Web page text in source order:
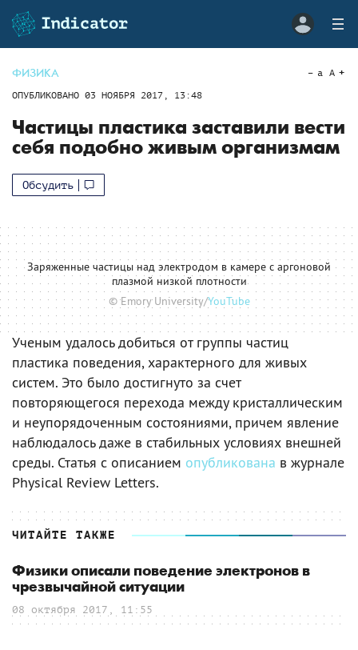
ФИЗИКА
ОПУБЛИКОВАНО 03 НОЯБРЯ 2017, 13:48
a A
Частицы пластика заставили вести
себя подобно живым организмам
Обсудить
Заряженные частицы над электродом в камере с аргоновой
плазмой низкой плотности
© Emory University/YouTube
Ученым удалось добиться от группы частиц
пластика поведения, характерного для живых
систем. Это было достигнуто за счет
повторяющегося перехода между кристаллическим
и неупорядоченным состояниями, причем явление
наблюдалось даже в стабильных условиях внешней
среды. Статья с описанием опубликована в журнале
Physical Review Letters.
ЧИТАЙТЕ ТАКЖЕ
Физики описали поведение электронов в
чрезвычайной ситуации
08 октября 2017, 11:55